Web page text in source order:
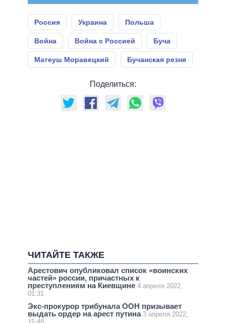
Россия Украина Польша
Война Война с Россией Буча
Матеуш Моравецкий Бучанская резня
Поделиться:
ЧИТАЙТЕ ТАКЖЕ
Арестович опубликовал список «воинских
частей» россии, причастных к
преступлениям на Киевщине 4 апреля 2022,
01:31
Экс-прокурор трибунала ООН призывает
выдать ордер на арест путина 3 апреля 2022,